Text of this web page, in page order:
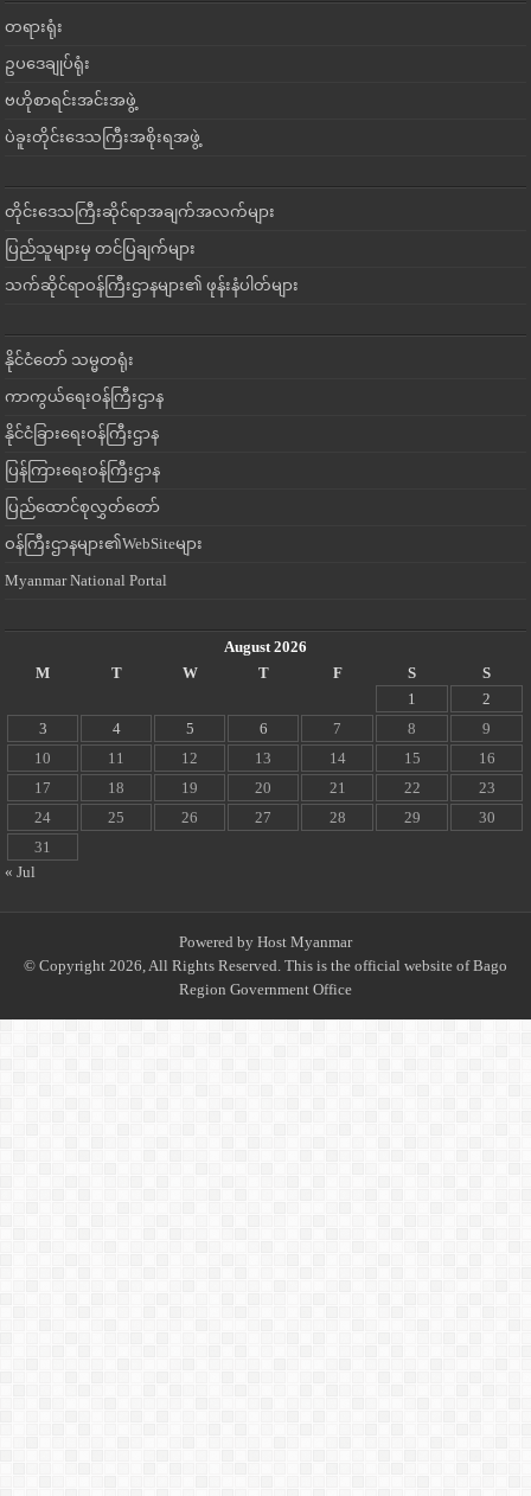
တရားရုံး
ဥပဒေချုပ်ရုံး
ဗဟိုစာရင်းအင်းအဖွဲ့
ပဲခူးတိုင်းဒေသကြီးအစိုးရအဖွဲ့
တိုင်းဒေသကြီးဆိုင်ရာအချက်အလက်များ
ပြည်သူများမှ တင်ပြချက်များ
သက်ဆိုင်ရာဝန်ကြီးဌာနများ၏ ဖုန်းနံပါတ်များ
နိုင်ငံတော် သမ္မတရုံး
ကာကွယ်ရေးဝန်ကြီးဌာန
နိုင်ငံခြားရေးဝန်ကြီးဌာန
ပြန်ကြားရေးဝန်ကြီးဌာန
ပြည်ထောင်စုလွှတ်တော်
ဝန်ကြီးဌာနများ၏WebSiteများ
Myanmar National Portal
August 2026
M
T W T F S
S
1
2
3
4 5 6 7 8
9
10
11 12 13 14 15
16
17
18 19 20 21 22
23
24
25 26 27 28 29
30
31
« Jul
Powered by Host Myanmar
© Copyright 2026, All Rights Reserved. This is the official website of Bago
Region Government Office